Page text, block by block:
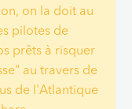
on la doit au
pilotes de
prêts à risquer
au travers de
de l'Atlantique